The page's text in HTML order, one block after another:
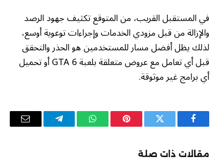
في المستقبل القريب، من المتوقع تكثيف جهود الرصد
والإزالة من قبل مزودي الخدمات وإجراءات توعوية أوسع،
لذلك يظل أفضل مسار للمستخدمين هو الحذر والتحقق
قبل أي تعامل مع عروض متعلقة بلعبة GTA 6 أو تحميل
أي برامج غير موثوقة.
فيسبوك تويتر بينتيريستواتساب تيلقرام
البريد
مقالات ذات صلة